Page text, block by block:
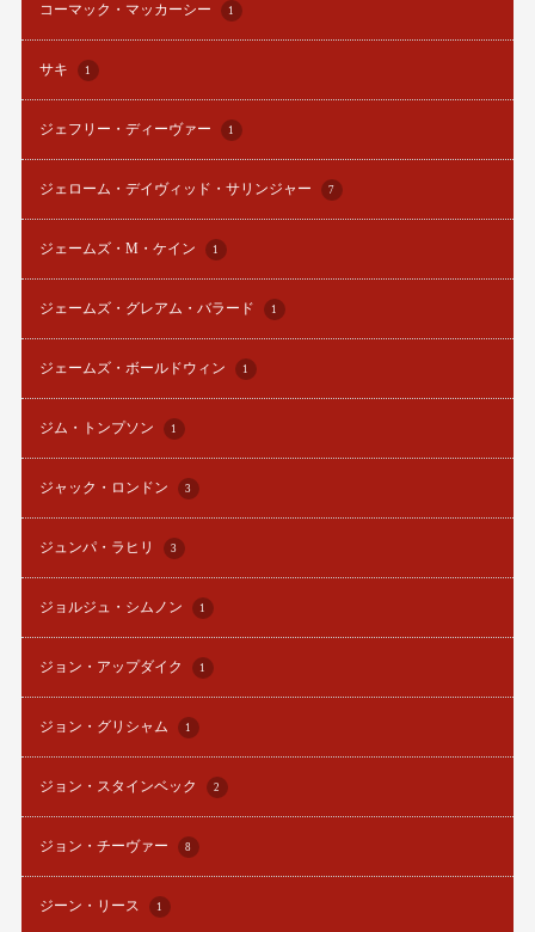
コーマック・マッカーシー 1
サキ 1
ジェフリー・ディーヴァー 1
ジェローム・デイヴィッド・サリンジャー 7
ジェームズ・M・ケイン 1
ジェームズ・グレアム・バラード 1
ジェームズ・ボールドウィン 1
ジム・トンプソン 1
ジャック・ロンドン 3
ジュンパ・ラヒリ 3
ジョルジュ・シムノン 1
ジョン・アップダイク 1
ジョン・グリシャム 1
ジョン・スタインベック 2
ジョン・チーヴァー 8
ジーン・リース 1